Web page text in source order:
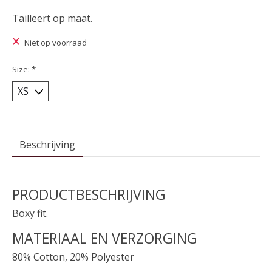
Tailleert op maat.
Niet op voorraad
Size: *
Beschrijving
PRODUCTBESCHRIJVING
Boxy fit.
MATERIAAL EN VERZORGING
80% Cotton, 20% Polyester